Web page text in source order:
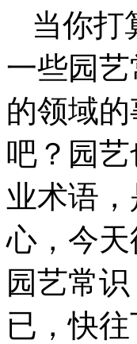
当你打
一些园
的领域
吧？园
业术语
心，今
园艺常
已，快